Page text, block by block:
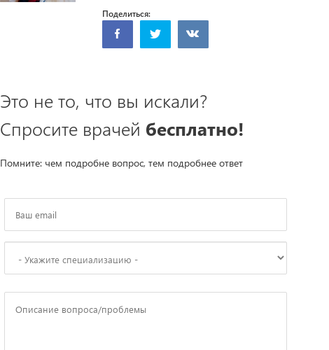
Поделиться:
Это не то, что вы искали?
Спросите врачей бесплатно!
Помните: чем подробне вопрос, тем подробнее ответ